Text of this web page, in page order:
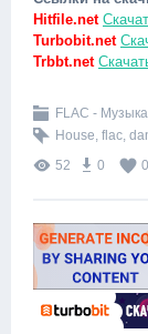
Hitfile.net
Turbobit.net
Trbbt.net
FLAC - Музыка
House, flac,
52
0